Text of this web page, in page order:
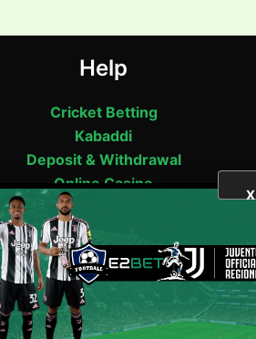
Help
Cricket Betting
Kabaddi
Deposit & Withdrawal
Online Casino
E2BET|bj88 Wicket71
X